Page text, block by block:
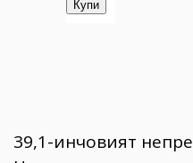
39,1-инчовият